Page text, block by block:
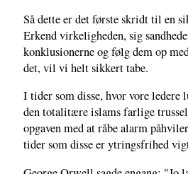
Så dette er det første skridt til en
Erkend virkeligheden, sig
konklusionerne og følg dem op
det, vil vi helt sikkert tabe.
I tider som disse, hvor vore ledere
den totalitære islams farlige
opgaven med at råbe alarm
tider som disse er ytringsfrihed